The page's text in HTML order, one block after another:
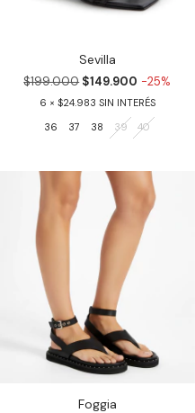
Sevilla
$199.000 $149.900 -25%
6
$24.983
36
37 38 39 40
Foggia